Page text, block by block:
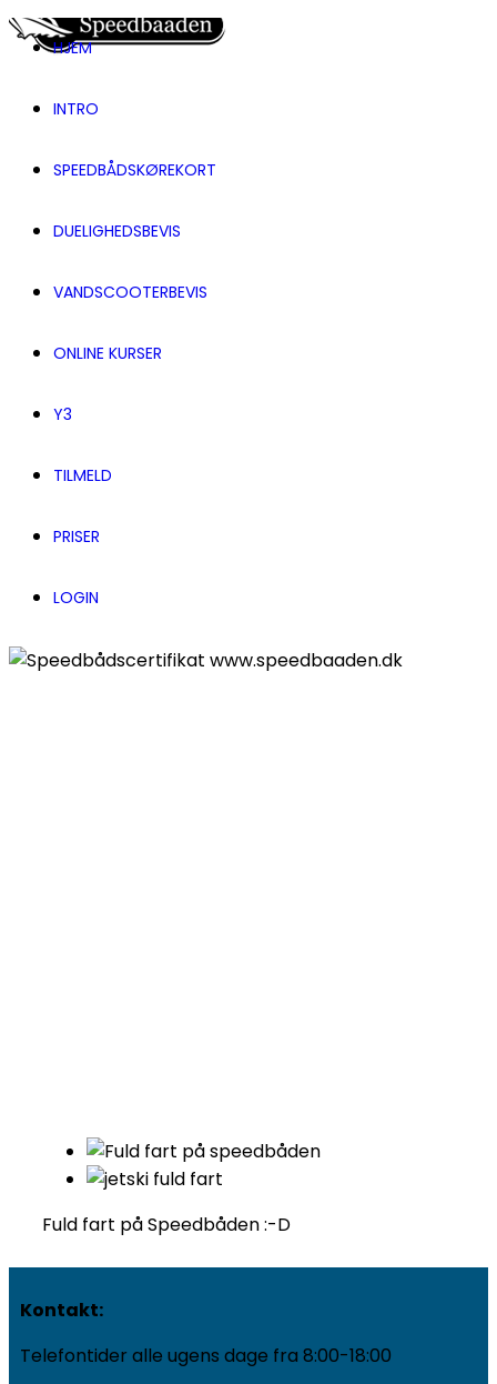
HJEM
INTRO
SPEEDBÅDSKØREKORT
DUELIGHEDSBEVIS
VANDSCOOTERBEVIS
ONLINE KURSER
Y3
TILMELD
PRISER
LOGIN
Fuld fart på Speedbåden :-D
Kontakt:
Telefontider alle ugens dage fra 8:00-18:00